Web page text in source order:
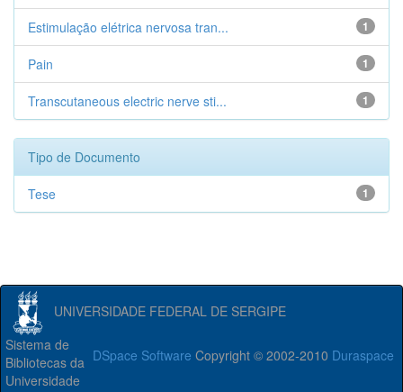
1
Estimulação elétrica nervosa tran...
1
Pain
1
Transcutaneous electric nerve sti...
Tipo de Documento
1
Tese
UNIVERSIDADE FEDERAL DE SERGIPE
DSpace Software Copyright © 2002-2010 Duraspace
Sistema de
Bibliotecas da
Universidade